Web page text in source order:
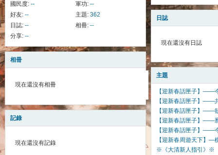
國民度: -- 軍功: --
好友: -- 主題: 362
日誌: -- 相冊: --
分享: --
相冊
現在還沒有相冊
記錄
現在還沒有記錄
日誌
現在還沒有日誌
主題
【迎新春話匣子】——
【迎新春話匣子】——
【迎新春話匣子】——
【迎新春話匣子】——
【迎新春話匣子】——
【迎新春周遊天下】—
※《大清新人指引》※